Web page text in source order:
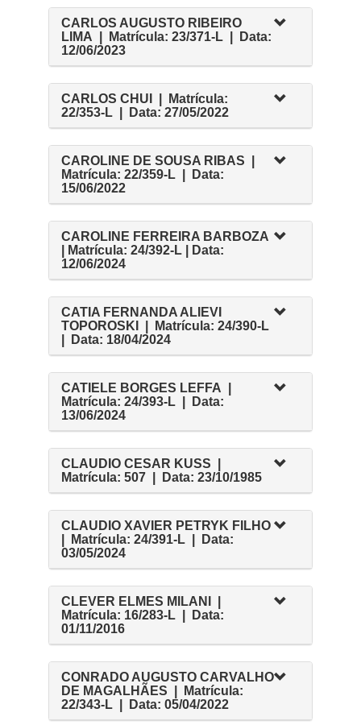
CARLOS AUGUSTO RIBEIRO
LIMA | Matrícula: 23/371-L | Data:
12/06/2023
CARLOS CHUI | Matrícula:
22/353-L | Data: 27/05/2022
CAROLINE DE SOUSA RIBAS |
Matrícula: 22/359-L | Data:
15/06/2022
CAROLINE FERREIRA BARBOZA
| Matrícula: 24/392-L | Data:
12/06/2024
CATIA FERNANDA ALIEVI
TOPOROSKI | Matrícula: 24/390-L
| Data: 18/04/2024
CATIELE BORGES LEFFA |
Matrícula: 24/393-L | Data:
13/06/2024
CLAUDIO CESAR KUSS |
Matrícula: 507 | Data: 23/10/1985
CLAUDIO XAVIER PETRYK FILHO
| Matrícula: 24/391-L | Data:
03/05/2024
CLEVER ELMES MILANI |
Matrícula: 16/283-L | Data:
01/11/2016
CONRADO AUGUSTO CARVALHO
DE MAGALHÃES | Matrícula:
22/343-L | Data: 05/04/2022